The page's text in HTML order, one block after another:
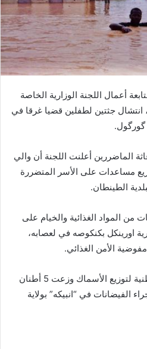
أعمال اللجنة الوزارية الخاصة
انتشال جثتين لطفلين قضيا غرقا في
الماضررين أعلنت اللجنة أن والي
مساعدات على الأسر المتضررة
الطينطان.
من المواد الغذائية والخيام على
اورينكل بكنكوصه في لعصابه،
الأمن الغذائي.
وأذكرت اللجنة أن الشركة الوطنية لتوزيع الأسماك وزعت 5 أطنان
الفيضانات في “انبيكه” بولاية